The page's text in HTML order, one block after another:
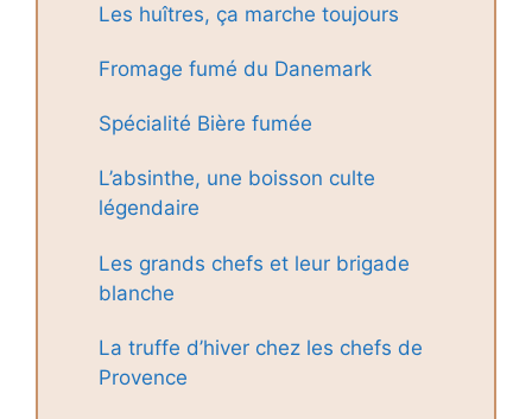
Les huîtres, ça marche toujours
Fromage fumé du Danemark
Spécialité Bière fumée
L’absinthe, une boisson culte
légendaire
Les grands chefs et leur brigade
blanche
La truffe d’hiver chez les chefs de
Provence